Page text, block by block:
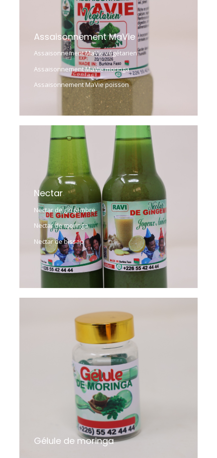
Assaisonnement MaVie
Assaisonnement MaVie végétarien
Assaisonnement MaVie moringa
Assaisonnement MaVie poisson
Nectar
Nectar de gingembre
Nectar de moringa
Nectar de bissap
Gélule de moringa